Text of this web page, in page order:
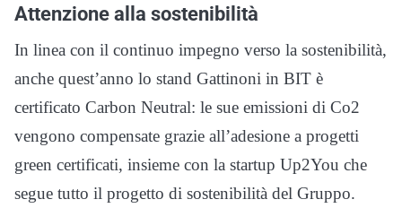
Attenzione alla sostenibilità
In linea con il continuo impegno verso la sostenibilità,
anche quest’anno lo stand Gattinoni in BIT è
certificato Carbon Neutral: le sue emissioni di Co2
vengono compensate grazie all’adesione a progetti
green certificati, insieme con la startup Up2You che
segue tutto il progetto di sostenibilità del Gruppo.